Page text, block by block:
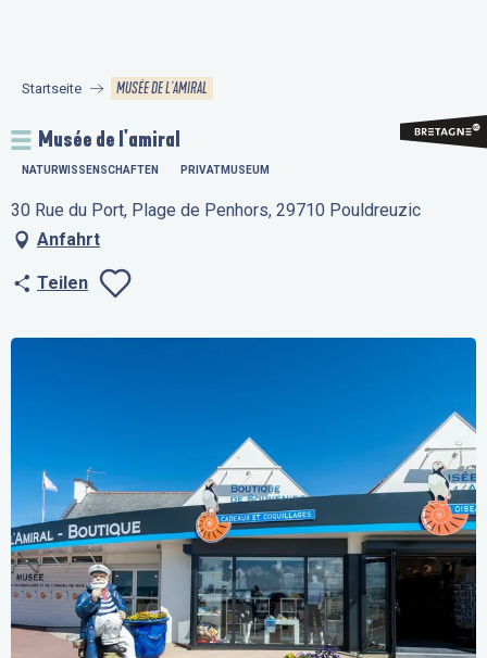
principal
Startseite MUSÉE DE L'AMIRAL
Musée de l'amiral
NATURWISSENSCHAFTEN PRIVATMUSEUM
30 Rue du Port, Plage de Penhors, 29710 Pouldreuzic
Anfahrt
Teilen